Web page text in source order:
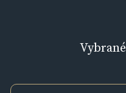
Vybrané